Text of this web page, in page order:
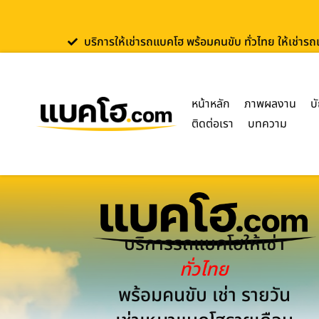
บริการให้เช่ารถแบคโฮ พร้อมคนขับ ทั่วไทย ให้เช่า
หน้าหลัก ภาพผลงาน
ติดต่อเรา
บทความ
บริการรถแบคโฮให้เช่า
ทั่วไทย
พร้อมคนขับ เช่า รายวัน